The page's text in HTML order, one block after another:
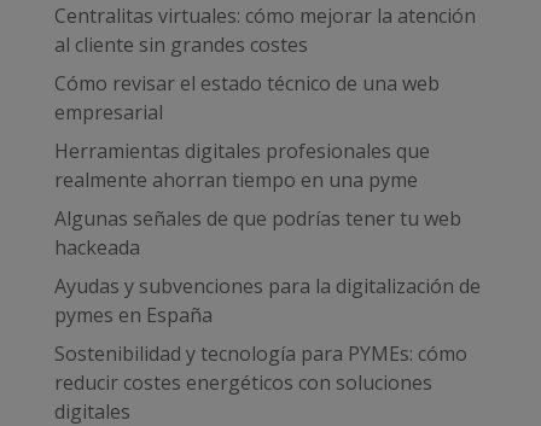
Centralitas virtuales: cómo mejorar la atención
al cliente sin grandes costes
Cómo revisar el estado técnico de una web
empresarial
Herramientas digitales profesionales que
realmente ahorran tiempo en una pyme
Algunas señales de que podrías tener tu web
hackeada
Ayudas y subvenciones para la digitalización de
pymes en España
Sostenibilidad y tecnología para PYMEs: cómo
reducir costes energéticos con soluciones
digitales